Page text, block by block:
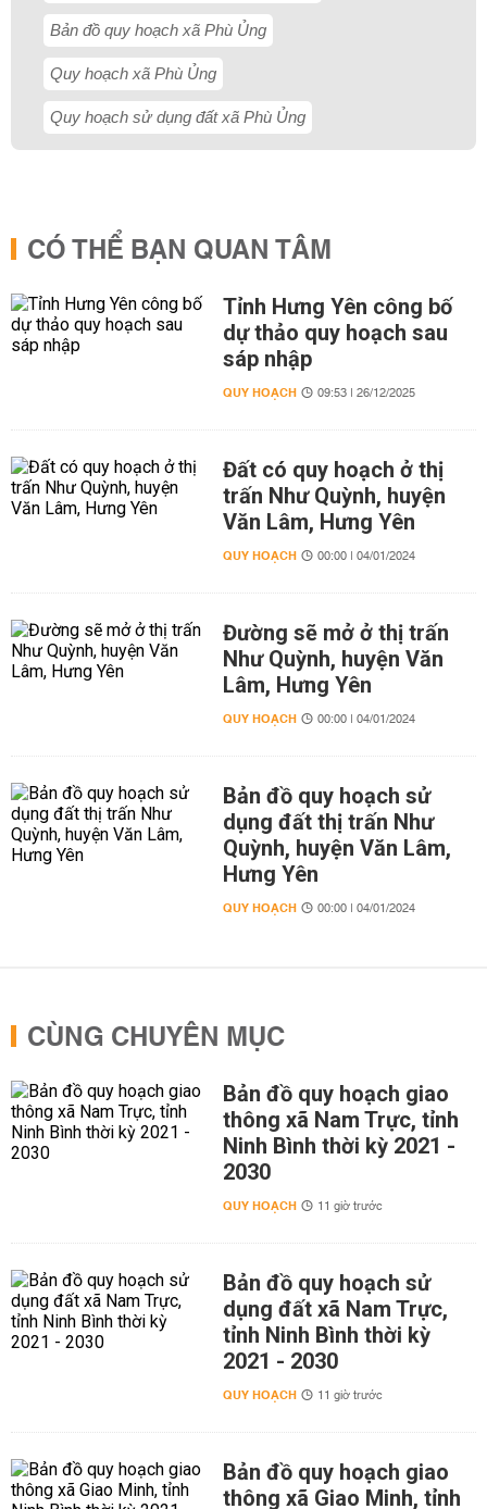
Bản đồ quy hoạch xã Phù Ủng
Quy hoạch xã Phù Ủng
Quy hoạch sử dụng đất xã Phù Ủng
CÓ THỂ BẠN QUAN TÂM
Tỉnh Hưng Yên công bố
dự thảo quy hoạch sau
sáp nhập
QUY HOẠCH 09:53 | 26/12/2025
Đất có quy hoạch ở thị
trấn Như Quỳnh, huyện
Văn Lâm, Hưng Yên
QUY HOẠCH 00:00 | 04/01/2024
Đường sẽ mở ở thị trấn
Như Quỳnh, huyện Văn
Lâm, Hưng Yên
QUY HOẠCH 00:00 | 04/01/2024
Bản đồ quy hoạch sử
dụng đất thị trấn Như
Quỳnh, huyện Văn Lâm,
Hưng Yên
QUY HOẠCH 00:00 | 04/01/2024
CÙNG CHUYÊN MỤC
Bản đồ quy hoạch giao
thông xã Nam Trực, tỉnh
Ninh Bình thời kỳ 2021 -
2030
QUY HOẠCH 11 giờ trước
Bản đồ quy hoạch sử
dụng đất xã Nam Trực,
tỉnh Ninh Bình thời kỳ
2021 - 2030
QUY HOẠCH 11 giờ trước
Bản đồ quy hoạch giao
thông xã Giao Minh, tỉnh